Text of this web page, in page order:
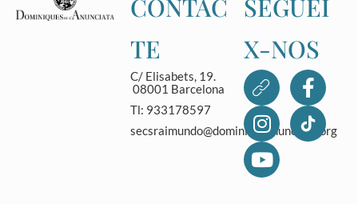
CONTAC
TE
C/ Elisabets, 19.
08001 Barcelona
Tl: 933178597
secsraimundo@dominicasanunciata.org
SEGUEI
X-NOS